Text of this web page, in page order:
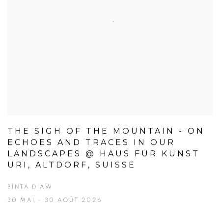
THE SIGH OF THE MOUNTAIN - ON
ECHOES AND TRACES IN OUR
LANDSCAPES @ HAUS FÜR KUNST
URI, ALTDORF, SUISSE
BINTA DIAW
30 MAI - 30 AOÛT 2026